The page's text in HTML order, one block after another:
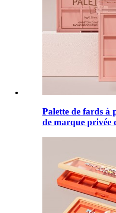
Palette de fards à
de marque privée